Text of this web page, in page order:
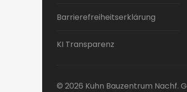
Barrierefreiheitserklärung
KI Transparenz
© 2026 Kuhn Bauzentrum Nachf.